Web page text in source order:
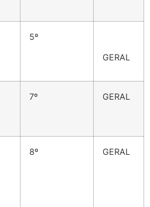
5º
GERAL
7º GERAL
8º GERAL